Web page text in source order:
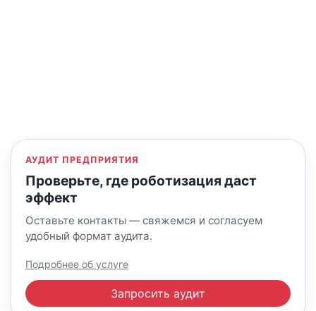
АУДИТ ПРЕДПРИЯТИЯ
Проверьте, где роботизация даст
эффект
Оставьте контакты — свяжемся и согласуем
удобный формат аудита.
Подробнее об услуге
Запросить аудит